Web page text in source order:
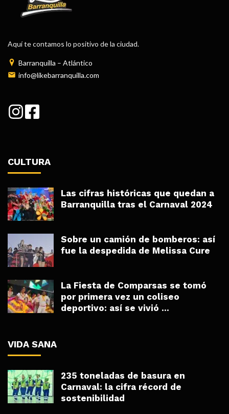
Aquí te contamos lo positivo de la ciudad.
Barranquilla – Atlántico
info@likebarranquilla.com
CULTURA
Las cifras históricas que quedan a
Barranquilla tras el Carnaval 2024
Sobre un camión de bomberos: así
fue la despedida de Melissa Cure
La Fiesta de Comparsas se tomó
por primera vez un coliseo
deportivo: así se vivió ...
VIDA SANA
235 toneladas de basura en
Carnaval: la cifra récord de
sostenibilidad